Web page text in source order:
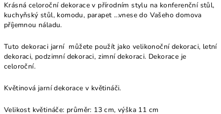
Krásná celoroční dekorace v přírodním stylu na konferenční stůl,
kuchyňský stůl, komodu, parapet ...vnese do Vašeho domova
příjemnou náladu.
Tuto dekoraci jarní můžete použít jako velikonoční dekoraci, letní
dekoraci, podzimní dekoraci, zimní dekoraci. Dekorace je
celoroční.
Květinová jarní dekorace v květináči.
Velikost květináče: průměr: 13 cm, výška 11 cm